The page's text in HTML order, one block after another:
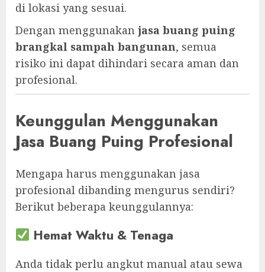
di lokasi yang sesuai.
Dengan menggunakan jasa buang puing
brangkal sampah bangunan, semua
risiko ini dapat dihindari secara aman dan
profesional.
Keunggulan Menggunakan
Jasa Buang Puing Profesional
Mengapa harus menggunakan jasa
profesional dibanding mengurus sendiri?
Berikut beberapa keunggulannya:
Hemat Waktu & Tenaga
Anda tidak perlu angkut manual atau sewa